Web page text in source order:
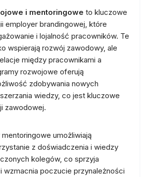
i mentoringowe to kluczowe
employer brandingowej, które
i lojalność pracowników. Te
wspierają rozwój zawodowy, ale
między pracownikami a
rozwojowe oferują
zdobywania nowych
wiedzy, co jest kluczowe
zawodowej.
umożliwiają
z doświadczenia i wiedzy
kolegów, co sprzyja
wzmacnia poczucie przynależności